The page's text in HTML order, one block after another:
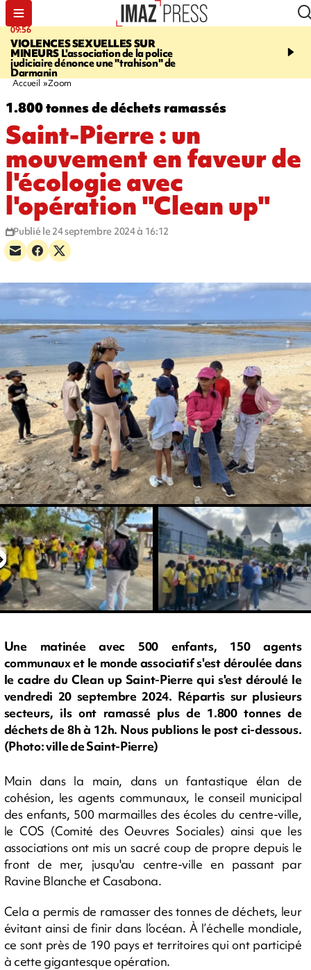
09:56
VIOLENCES SEXUELLES SUR
MINEURS L'association de la police
judiciaire dénonce une "trahison" de
Darmanin
12:19
grièvement blessé à
Accueil Zoom
1.800 tonnes de déchets ramassés
Saint-Pierre : un
mouvement en faveur de
l'écologie avec
l'opération "Clean up"
Publié le 24 septembre 2024 à 16:12
Une matinée avec 500 enfants, 150 agents
communaux et le monde associatif s'est déroulée dans
le cadre du Clean up Saint-Pierre qui s'est déroulé le
vendredi 20 septembre 2024. Répartis sur plusieurs
secteurs, ils ont ramassé plus de 1.800 tonnes de
déchets de 8h à 12h. Nous publions le post ci-dessous.
(Photo: ville de Saint-Pierre)
Main dans la main, dans un fantastique élan de
cohésion, les agents communaux, le conseil municipal
des enfants, 500 marmailles des écoles du centre-ville,
le COS (Comité des Oeuvres Sociales) ainsi que les
associations ont mis un sacré coup de propre depuis le
front de mer, jusqu'au centre-ville en passant par
Ravine Blanche et Casabona.
Cela a permis de ramasser des tonnes de déchets, leur
évitant ainsi de finir dans l’océan. À l’échelle mondiale,
ce sont près de 190 pays et territoires qui ont participé
à cette gigantesque opération.